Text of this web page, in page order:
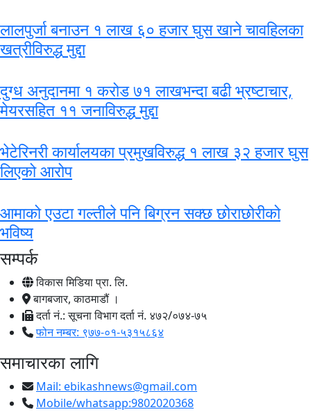
लालपुर्जा बनाउन १ लाख ६० हजार घुस खाने चावहिलका
खत्रीविरुद्ध मुद्दा
दुग्ध अनुदानमा १ करोड ७१ लाखभन्दा बढी भ्रष्टाचार,
मेयरसहित ११ जनाविरुद्ध मुद्दा
भेटेरिनरी कार्यालयका प्रमुखविरुद्ध १ लाख ३२ हजार घुस
लिएको आरोप
आमाको एउटा गल्तीले पनि बिग्रन सक्छ छोराछोरीको
भविष्य
सम्पर्क
विकास मिडिया प्रा. लि.
बागबजार, काठमाडौं ।
दर्ता नं.: सूचना विभाग दर्ता नं. ४७२/०७४-७५
फोन नम्बर: ९७७-०१-५३१५८६४
समाचारका लागि
Mail: ebikashnews@gmail.com
Mobile/whatsapp:9802020368